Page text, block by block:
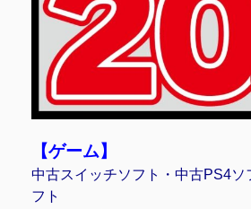
【ゲーム】
中古スイッチソフト・中古PS4ソ
フト